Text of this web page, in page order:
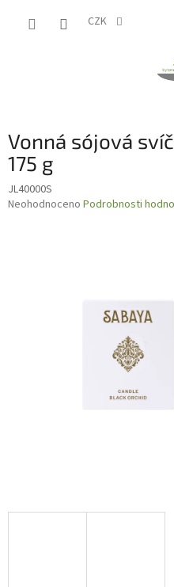
CZK
Vonná sójová
175 g
JL40000S
Průměrné
Neohodnoceno Podrobnosti